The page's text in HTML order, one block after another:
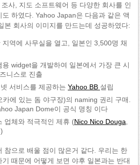
사, 지도 소프트웨어 등 다양한 회사를 인
하였다. Yahoo Japan은 다음과 같은 액
본 회사의 이미지를 만드는데 성공하였다:
지역에 사무실을 열고, 일본인 3,500명 채
widget을 개발하여 일본에서 가장 큰 시
니스로 진출
서비스를 제공하는 Yahoo BB 설립
카에 있는 돔 야구장)의 naming 권리 구매.
Japan Dome이 공식 명칭 이다
업체와 적극적인 제휴 (Nico Nico Douga,
참으로 배울 점이 많은거 같다. 우리는 한
때문에 어떻게 보면 야후 일본과는 반대